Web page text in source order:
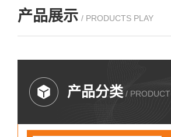
产品展示 / PRODUCTS PLAY
产品分类 / PRODUCT